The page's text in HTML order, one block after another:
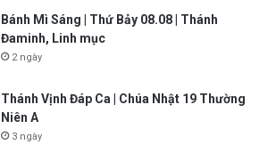
Bánh Mì Sáng | Thứ Bảy 08.08 | Thánh
Đaminh, Linh mục
2 ngày
Thánh Vịnh Đáp Ca | Chúa Nhật 19 Thường
Niên A
3 ngày